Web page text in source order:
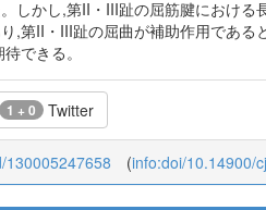
しかし,第II・III趾の屈筋腱におけ
,第II・III趾の屈曲が補助作用であ
できる。
1 + 0 Twitter
130005247658 (info:doi/10.14900/